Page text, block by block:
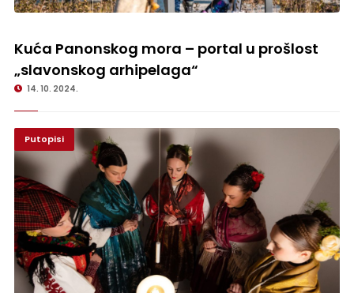
Kuća Panonskog mora – portal u prošlost „slavonskog arhipelaga“
Kuća Panonskog mora – portal u prošlost
„slavonskog arhipelaga“
14. 10. 2024.
Putopisi